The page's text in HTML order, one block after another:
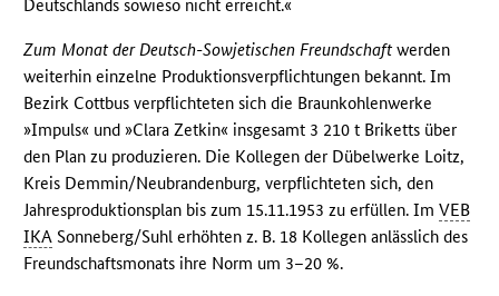
Deutschlands sowieso nicht erreicht.«
Zum Monat der Deutsch-Sowjetischen Freundschaft werden
weiterhin einzelne Produktionsverpflichtungen bekannt. Im
Bezirk Cottbus verpflichteten sich die Braunkohlenwerke
»Impuls« und »Clara Zetkin« insgesamt 3 210 t Briketts über
den Plan zu produzieren. Die Kollegen der Dübelwerke Loitz,
Kreis Demmin/Neubrandenburg, verpflichteten sich, den
Jahresproduktionsplan bis zum 15.11.1953 zu erfüllen. ImVEB
IKA Sonneberg/Suhl erhöhten z. B. 18 Kollegen anlässlich des
Freundschaftsmonats ihre Norm um 3–20 %.